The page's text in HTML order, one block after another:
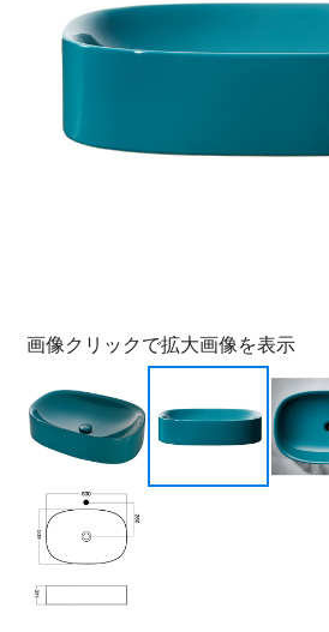
画像クリックで拡大画像を表示